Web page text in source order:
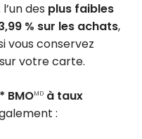
des plus faibles
% sur les achats,
vous conservez
votre carte.
* BMOMD à taux
: